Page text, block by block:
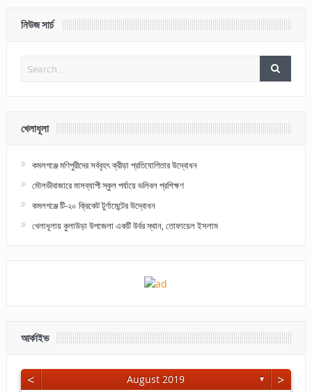
নিউজ সার্চ
খেলাধূলা
কমলগঞ্জে মণিপুরীদের সর্ববৃহৎ ক্রীড়া প্রতিযোগিতার উদ্বোধন
মৌলভীবাজারে মাসব্যাপী স্কুল পর্যায়ে ভলিবল প্রশিক্ষণ
কমলগঞ্জে টি-২০ ক্রিকেট টুর্ণামেন্টের উদ্বোধন
খেলাধূলায় কুলাউড়া উপজেলা একটি উর্বর স্থান, তোফায়েল ইসলাম
আর্কাইভ
< August 2019 ▼ >